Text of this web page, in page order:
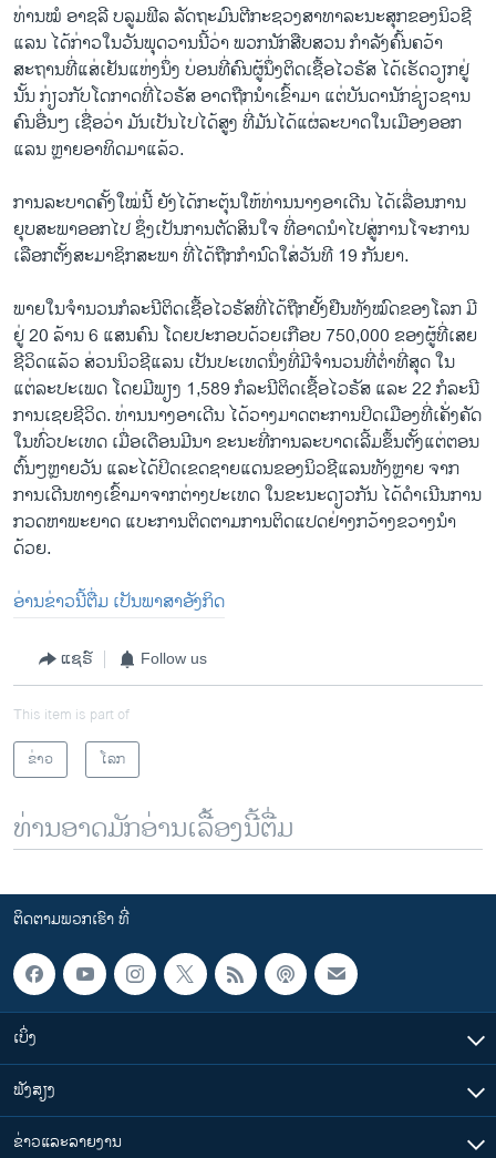
ທ່ານໝໍ ອາຊລີ ບລູມຟີລ ລັດຖະມົນຕີກະຊວງສາທາລະນະສຸກຂອງນິວຊີ
ແລນ ໄດ້ກ່າວໃນວັນພຸດວານນີ້ວ່າ ພວກນັກສືບສວນ ກຳລັງຄົ້ນຄວ້າ
ສະຖານທີ່ແສ່ເຢັນແຫ່ງນຶ່ງ ບ່ອນທີ່ຄົນຜູ້ນຶ່ງຕິດເຊື້ອໄວຣັສ ໄດ້ເຮັດວຽກຢູ່
ນັ້ນ ກ່ຽວກັບໂດກາດທີ່ໄວຣັສ ອາດຖືກນຳເຂົ້າມາ ແຕ່ບັນດານັກຊ່ຽວຊານ
ຄົນອື່ນໆ ເຊື່ອວ່າ ມັນເປັນໄປໄດ້ສູງ ທີ່ມັນໄດ້ແຜ່ລະບາດໃນເມືອງອອກ
ແລນ ຫຼາຍອາທິດມາແລ້ວ.
ການລະບາດຄັ້ງໃໝ່ນີ້ ຍັງໄດ້ກະຕຸ້ນໃຫ້ທ່ານນາງອາເດີນ ໄດ້ເລື່ອນການ
ຍຸບສະພາອອກໄປ ຊຶ່ງເປັນການຕັດສິນໃຈ ທີ່ອາດນຳໄປສູ່ການໂຈະການ
ເລືອກຕັ້ງສະມາຊິກສະພາ ທີ່ໄດ້ຖືກກຳນົດໃສ່ວັນທີ 19 ກັນຍາ.
ພາຍໃນຈຳນວນກໍລະນີຕິດເຊື້ອໄວຣັສທີ່ໄດ້ຖືກຢັ້ງຢືນທັງໝົດຂອງໂລກ ມີ
ຢູ່ 20 ລ້ານ 6 ແສນຄົນ ໂດຍປະກອບດ້ວຍເກືອບ 750,000 ຂອງຜູ້ທີ່ເສຍ
ຊີວິດແລ້ວ ສ່ວນນິວຊີແລນ ເປັນປະເທດນຶ່ງທີ່ມີຈຳນວນທີ່ຕ່ຳທີ່ສຸດ ໃນ
ແຕ່ລະປະເພດ ໂດຍມີພຽງ 1,589 ກໍລະນີຕິດເຊື້ອໄວຣັສ ແລະ 22 ກໍລະນີ
ການເຊຍຊີວິດ. ທ່ານນາງອາເດີນ ໄດ້ວາງມາດຕະການປິດເມືອງທີ່ເຄັ່ງຄັດ
ໃນທົ່ວປະເທດ ເມື່ອເດືອນມີນາ ຂະນະທີ່ການລະບາດເລີ້ມຂຶ້ນຕັ້ງແຕ່ຕອນ
ຕົ້ນໆຫຼາຍວັນ ແລະໄດ້ປິດເຂດຊາຍແດນຂອງນິວຊີແລນທັງຫຼາຍ ຈາກ
ການເດີນທາງເຂົ້າມາຈາກຕ່າງປະເທດ ໃນຂະນະດຽວກັນ ໄດ້ດຳເນີນການ
ກວດຫາພະຍາດ ແບະການຕິດຕາມການຕິດແປດຢ່າງກວ້າງຂວາງນຳ
ດ້ວຍ.
ອ່ານຂ່າວນີ້ຕື່ມ ເປັນພາສາອັງກິດ
ແຊຣ໌ Follow us
This item is part of
ຂ່າວ
ໂລກ
ທ່ານອາດມັກອ່ານເລື້ອງນີ້ຕື່ມ
ຕິດຕາມພວກເຮົາ ທີ່
ເບິ່ງ
ຟັງສຽງ
ຂ່າວແລະລາຍງານ